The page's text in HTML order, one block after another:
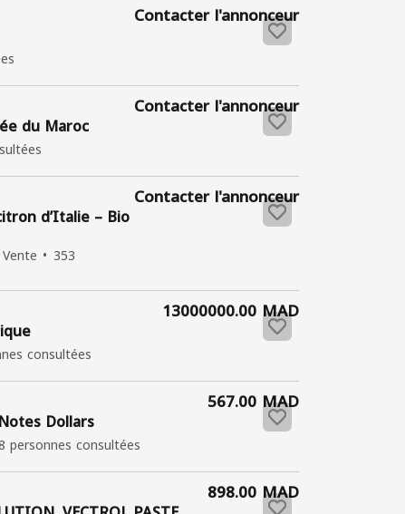
Contacter l'annonceur
du Maroc
Contacter l'annonceur
d’Italie – Bio
Vente 353
Contacter l'annonceur
consultées
13000000.00 MAD
Dollars
personnes consultées
567.00 MAD
898.00 MAD